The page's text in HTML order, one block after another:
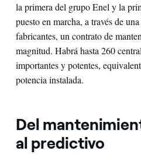
la primera del grupo Enel y la
puesto en marcha, a través de
fabricantes, un contrato de
magnitud. Habrá hasta 260
importantes y potentes,
potencia instalada.
Del
al predictivo